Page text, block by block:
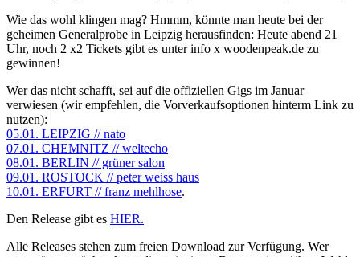
Wie das wohl klingen mag? Hmmm, könnte man heute bei der
geheimen Generalprobe in Leipzig herausfinden: Heute abend 21
Uhr, noch 2 x2 Tickets gibt es unter info x woodenpeak.de zu
gewinnen!
Wer das nicht schafft, sei auf die offiziellen Gigs im Januar
verwiesen (wir empfehlen, die Vorverkaufsoptionen hinterm Link zu
nutzen):
05.01. LEIPZIG // nato
07.01. CHEMNITZ // weltecho
08.01. BERLIN // grüner salon
09.01. ROSTOCK // peter weiss haus
10.01. ERFURT // franz mehlhose.
Den Release gibt es HIER.
Alle Releases stehen zum freien Download zur Verfügung. Wer